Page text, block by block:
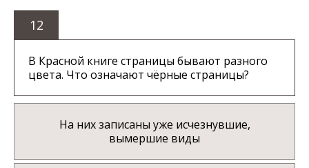
12
В Красной книге страницы бывают разного
цвета. Что означают чёрные страницы?
На них записаны уже исчезнувшие,
вымершие виды